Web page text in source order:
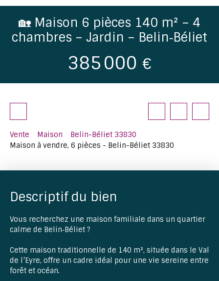
🏡 Maison 6 pièces 140 m² – 4
chambres – Jardin – Belin‑Béliet
385 000 €
Vente Maison
Belin-Béliet 33830
Maison à vendre, 6 pièces - Belin-Béliet 33830
Descriptif du bien
Vous recherchez une maison familiale dans un quartier
calme de Belin‑Béliet ?
Cette maison traditionnelle de 140 m², située dans le Val
de l’Eyre, offre un cadre idéal pour une vie sereine entre
forêt et océan.